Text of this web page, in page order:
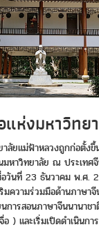
ห่งมหาวิทย
ลัยแม่ฟ้าหลวงถูกก่อตั้งขึ้
มหาวิทยาลัย ณ ประเท
วันที่ 23 ธันวาคม พ.ศ.
มความร่วมมือด้านภาษา
นการสอนภาษาจีนนานา
) และเริ่มเปิดดำเนินกา